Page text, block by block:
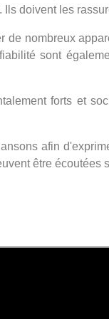
doivent les
nombreux
sont
forts et
afin
être écoutées